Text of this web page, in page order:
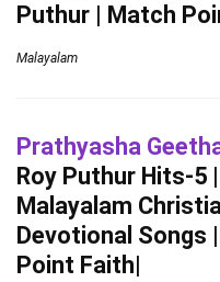
Puthur | Match
Malayalam
Prathyasha
Roy Puthur Hits-5 |
Malayalam
Devotional Songs
Point Faith|